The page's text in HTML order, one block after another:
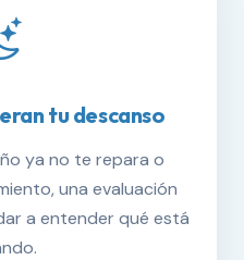
tu descanso
ya no te repara o
una evaluación
a entender qué está